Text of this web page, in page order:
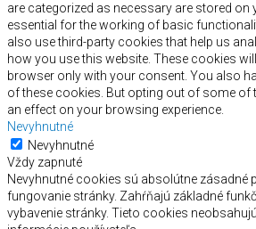
are categorized as necessary are stored on
essential for the working of basic
also use third-party cookies that help us
how you use this website. These cookies
browser only with your consent. You also
of these cookies. But opting out of some of
an effect on your browsing experience.
Nevyhnutné
Nevyhnutné
Vždy zapnuté
Nevyhnutné cookies sú absolútne zásadné
fungovanie stránky. Zahŕňajú základné
vybavenie stránky. Tieto cookies